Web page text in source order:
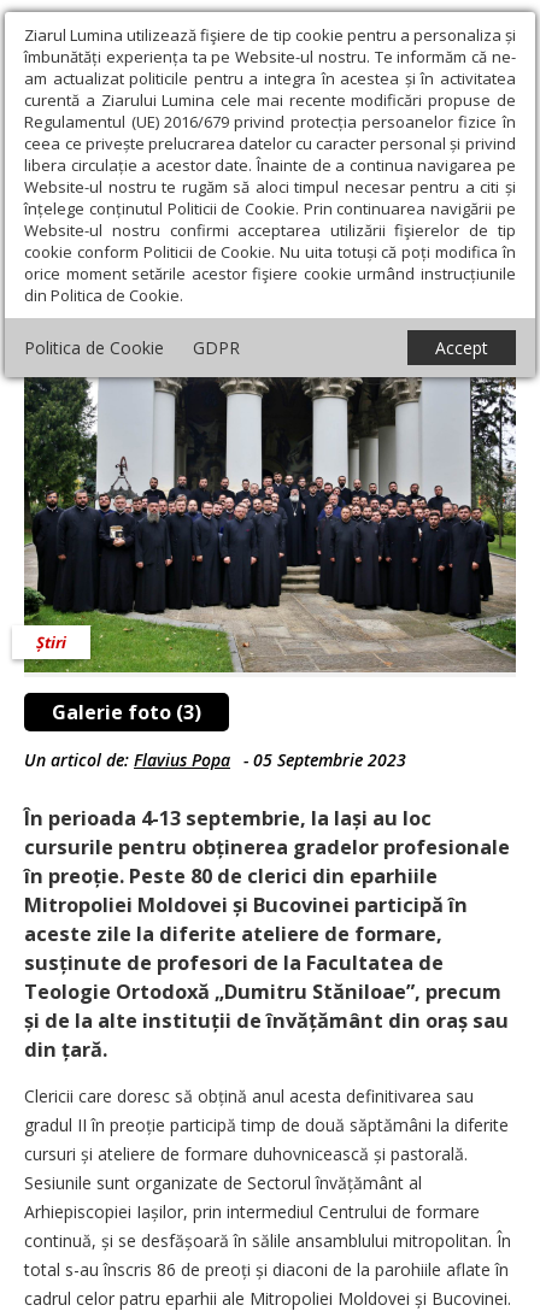
Ziarul Lumina utilizează fişiere de tip cookie pentru a personaliza și
îmbunătăți experiența ta pe Website-ul nostru. Te informăm că ne-
am actualizat politicile pentru a integra în acestea și în activitatea
curentă a Ziarului Lumina cele mai recente modificări propuse de
Regulamentul (UE) 2016/679 privind protecția persoanelor fizice în
ceea ce privește prelucrarea datelor cu caracter personal și privind
libera circulație a acestor date. Înainte de a continua navigarea pe
Website-ul nostru te rugăm să aloci timpul necesar pentru a citi și
înțelege conținutul Politicii de Cookie. Prin continuarea navigării pe
Website-ul nostru confirmi acceptarea utilizării fişierelor de tip
cookie conform Politicii de Cookie. Nu uita totuși că poți modifica în
orice moment setările acestor fişiere cookie urmând instrucțiunile
din Politica de Cookie.
Politica de Cookie GDPR Accept
Ziarul Lumina › Actualitate religioasă › Știri › Cursuri pentru
obținerea gradelor profesionale în preoție la Iași
Cursuri pentru obținerea gradelor
profesionale în preoție la Iași
Galerie foto (3)
Știri
Un articol de: Flavius Popa - 05 Septembrie 2023
În perioada 4-13 septembrie, la Iași au loc
cursurile pentru obținerea gradelor profesionale
în preoție. Peste 80 de clerici din eparhiile
Mitropoliei Moldovei și Bucovinei participă în
aceste zile la diferite ateliere de formare,
susținute de profesori de la Facultatea de
Teologie Ortodoxă „Dumitru Stăniloae”, precum
și de la alte instituții de învățământ din oraș sau
din țară.
Clericii care doresc să obțină anul acesta definitivarea sau
gradul II în preoție participă timp de două săptămâni la diferite
cursuri și ateliere de formare duhovnicească și pastorală.
Sesiunile sunt organizate de Sectorul învățământ al
Arhiepiscopiei Iașilor, prin intermediul Centrului de formare
continuă, și se desfășoară în sălile ansamblului mitropolitan. În
total s-au înscris 86 de preoți și diaconi de la parohiile aflate în
cadrul celor patru eparhii ale Mitropoliei Moldovei și Bucovinei.